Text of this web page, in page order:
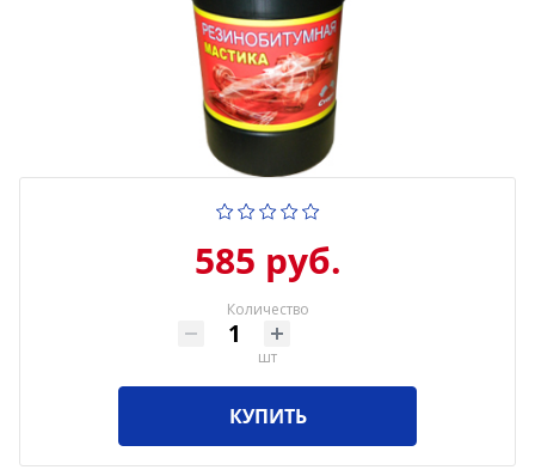
585 руб.
Количество
шт
КУПИТЬ